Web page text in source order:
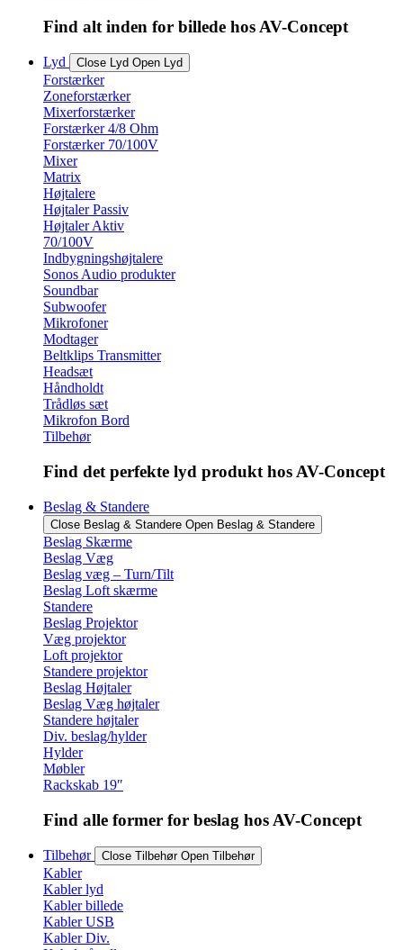
Find alt inden for billede hos AV-Concept
Lyd Close Lyd Open Lyd
Forstærker
Zoneforstærker
Mixerforstærker
Forstærker 4/8 Ohm
Forstærker 70/100V
Mixer
Matrix
Højtalere
Højtaler Passiv
Højtaler Aktiv
70/100V
Indbygningshøjtalere
Sonos Audio produkter
Soundbar
Subwoofer
Mikrofoner
Modtager
Beltklips Transmitter
Headsæt
Håndholdt
Trådløs sæt
Mikrofon Bord
Tilbehør
Find det perfekte lyd produkt hos AV-Concept
Beslag & Standere
Close Beslag & Standere Open Beslag & Standere
Beslag Skærme
Beslag Væg
Beslag væg – Turn/Tilt
Beslag Loft skærme
Standere
Beslag Projektor
Væg projektor
Loft projektor
Standere projektor
Beslag Højtaler
Beslag Væg højtaler
Standere højtaler
Div. beslag/hylder
Hylder
Møbler
Rackskab 19″
Find alle former for beslag hos AV-Concept
Tilbehør Close Tilbehør Open Tilbehør
Kabler
Kabler lyd
Kabler billede
Kabler USB
Kabler Div.